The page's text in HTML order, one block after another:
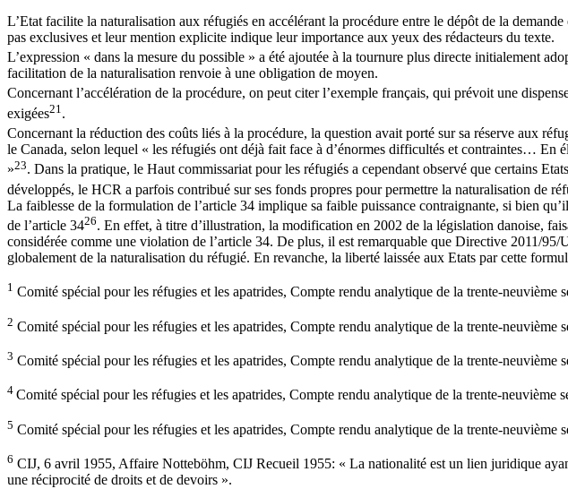
L’Etat facilite la naturalisation aux réfugiés en accélérant la procédure entre le dépôt de la
pas exclusives et leur mention explicite indique leur importance aux yeux des rédacteurs du texte.
L’expression « dans la mesure du possible » a été ajoutée à la tournure plus directe initialement
facilitation de la naturalisation renvoie à une obligation de moyen.
Concernant l’accélération de la procédure, on peut citer l’exemple français, qui prévoit une
exigées21 .
Concernant la réduction des coûts liés à la procédure, la question avait porté sur sa réserve aux
le Canada, selon lequel « les réfugiés ont déjà fait face à d’énormes difficultés et contraintes… En
»23. Dans la pratique, le Haut commissariat pour les réfugiés a cependant observé que certains
développés, le HCR a parfois contribué sur ses fonds propres pour permettre la naturalisation de
La faiblesse de la formulation de l’article 34 implique sa faible puissance contraignante, si bien
de l’article 3426. En effet, à titre d’illustration, la modification en 2002 de la législation danoise,
considérée comme une violation de l’article 34. De plus, il est remarquable que Directive 2011/
globalement de la naturalisation du réfugié. En revanche, la liberté laissée aux Etats par cette
1 Comité spécial pour les réfugies et les apatrides, Compte rendu analytique de la trente-
2 Comité spécial pour les réfugies et les apatrides, Compte rendu analytique de la trente-
3 Comité spécial pour les réfugies et les apatrides, Compte rendu analytique de la trente-
4 Comité spécial pour les réfugies et les apatrides, Compte rendu analytique de la trente-
5 Comité spécial pour les réfugies et les apatrides, Compte rendu analytique de la trente-
6 CIJ, 6 avril 1955, Affaire Notteböhm, CIJ Recueil 1955: « La nationalité est un lien juridique
une réciprocité de droits et de devoirs ».